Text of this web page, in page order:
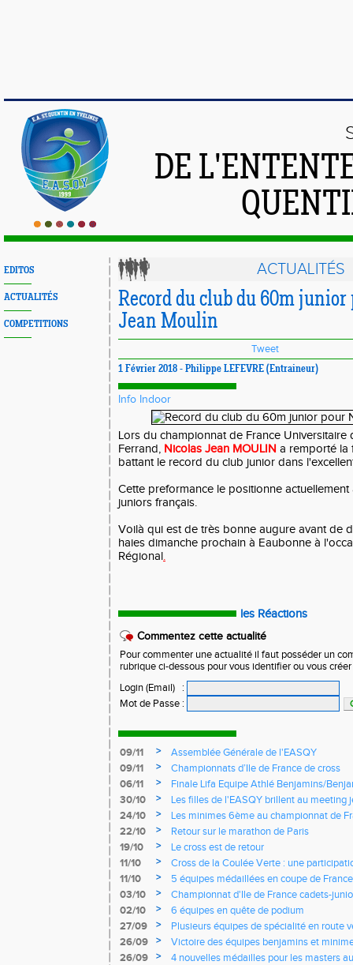
DE
EDITOS
ACTUALITÉS
COMPETITIONS
ACTUALITÉS
Record du club du 60m junior
Jean Moulin
Tweet
1 Février 2018 - Philippe LEFEVRE (Entraineur)
Info Indoor
Lors du championnat de France Universitaire
Ferrand, Nicolas Jean MOULIN a remporté la
battant le record du club junior dans
Cette preformance le positionne
juniors français.
Voilà qui est de très bonne augure avant de
haies dimanche prochain à Eaubonne à
Régional.
les Réactions
Commentez cette actualité
Pour commenter une actualité il faut posséder un
rubrique ci-dessous pour vous identifier ou vous
Login (Email)
:
Mot de Passe :
09/11 >
Assemblée Générale de l'EASQY
09/11
>
Championnats d’Ile de France de cross
06/11
>
Finale Lifa Equipe Athlé Benjamins/
30/10
>
Les filles de l'EASQY brillent au meeting
records du club battus
24/10 >
Les minimes 6ème au championnat de
22/10
>
Retour sur le marathon de Paris
19/10
>
Le cross est de retour
11/10
>
Cross de la Coulée Verte : une
Rendez-vous !
11/10 >
5 équipes médaillées en coupe de France
03/10
>
Championnat d'Ile de France cadets-
l'EASQY victorieuses
02/10 >
6 équipes en quête de podium
27/09
>
Plusieurs équipes de spécialité en route
France
26/09 >
Victoire des équipes benjamins et
Yvelines
26/09 >
4 nouvelles médailles pour les masters